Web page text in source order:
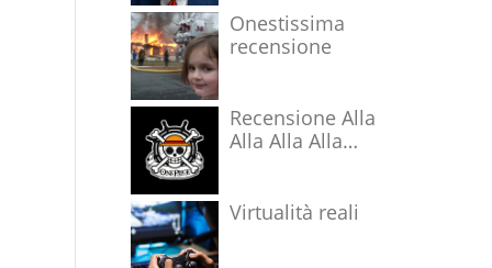
Onestissima
recensione
Recensione Alla
Alla Alla Alla
Virtualità reali